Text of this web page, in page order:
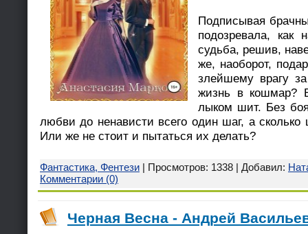
Подписывая
подозревала, как
судьба, решив,
же, наоборот,
злейшему врагу
жизнь в кошмар?
лыком шит. Без
любви до ненависти всего один шаг, а сколько
Или же не стоит и пытаться их делать?
Фантастика, Фентези | Просмотров: 1338 | Добавил:
Комментарии (0)
Черная Весна - Андрей